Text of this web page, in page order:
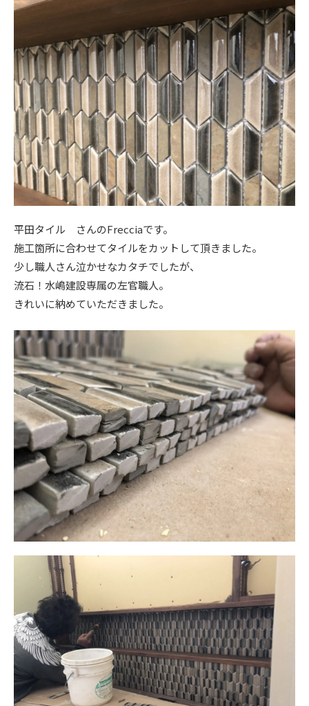
資料請求・お問い合わせ
平田タイル さんのFrecciaです。
施工箇所に合わせてタイルをカットして頂きました。
少し職人さん泣かせなカタチでしたが、
流石！水嶋建設専属の左官職人。
きれいに納めていただきました。